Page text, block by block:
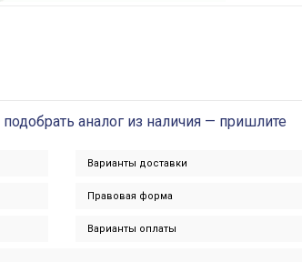
аналог из наличия — пришлите